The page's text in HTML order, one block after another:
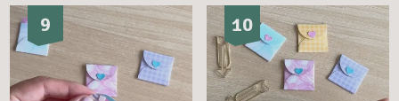
9 10